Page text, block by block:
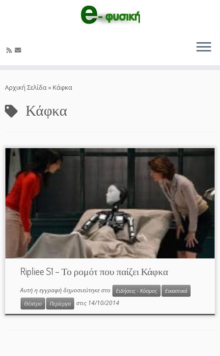
στο
Αρχική Σελίδα» Κάφκα
Κάφκα
Ripliee S1 – Το ρομότ που παίζει Κάφκα
Αυτή η εγγραφή δημοσιεύτηκε στο Ειδήσεις - Κόσμος
Εικαστικά
Θέατρο
Περίεργα στις 14/10/2014